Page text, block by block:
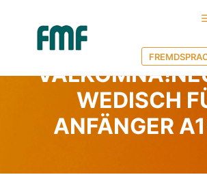
30. September 2020
WEDISCH
ANFÄNGER